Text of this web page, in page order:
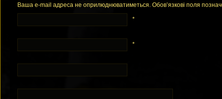
Ваша e-mail адреса не оприлюднюватиметься. Обов’язкові поля
*
*